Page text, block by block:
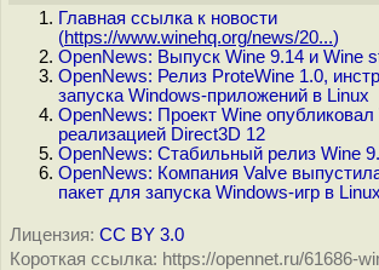
Главная ссылка к новости
(https://www.winehq.org/news/20...)
OpenNews: Выпуск Wine 9.14 и Wine
OpenNews: Релиз ProteWine 1.0,
запуска Windows-приложений в Linux
OpenNews: Проект Wine опубликовал
реализацией Direct3D 12
OpenNews: Стабильный релиз Wine
OpenNews: Компания Valve
пакет для запуска Windows-игр в Linux
Лицензия: CC BY 3.0
Короткая ссылка: https://opennet.ru/61686-